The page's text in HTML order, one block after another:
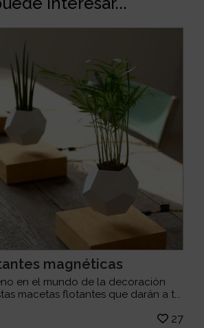
magnéticas
en el mundo de la decoración
macetas flotantes que darán a t...
27